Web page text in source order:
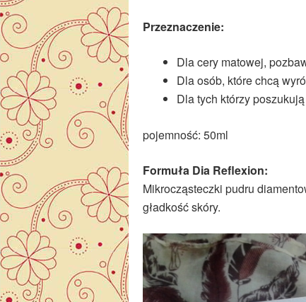
Przeznaczenie:
Dla cery matowej,
Dla osób, które chcą
Dla tych którzy
pojemność: 50ml
Formuła Dia Reflexion:
Mikrocząsteczki pudru
gładkość skóry.